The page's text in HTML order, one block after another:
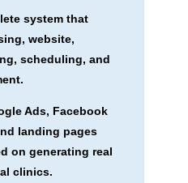
system that
website,
scheduling, and
Ads, Facebook
landing pages
on generating real
clinics.